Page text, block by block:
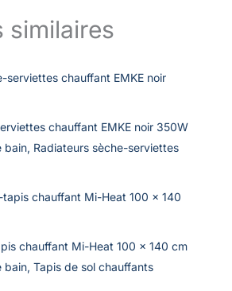
similaires
chauffant EMKE noir 350W
bain, Radiateurs sèche-serviettes
chauffant Mi-Heat 100 x 140 cm
bain, Tapis de sol chauffants